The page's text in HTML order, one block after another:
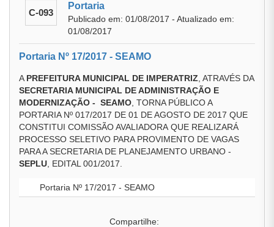
C-093
Portaria
Publicado em: 01/08/2017 - Atualizado em:
01/08/2017
Portaria Nº 17/2017 - SEAMO
A PREFEITURA MUNICIPAL DE IMPERATRIZ , ATRAVÉS DA
SECRETARIA MUNICIPAL DE ADMINISTRAÇÃO E
MODERNIZAÇÃO - SEAMO , TORNA PÚBLICO A
PORTARIA Nº 017/2017 DE 01 DE AGOSTO DE 2017 QUE
CONSTITUI COMISSÃO AVALIADORA QUE REALIZARÁ
PROCESSO SELETIVO PARA PROVIMENTO DE VAGAS
PARA A SECRETARIA DE PLANEJAMENTO URBANO -
SEPLU , EDITAL 001/2017.
Portaria Nº 17/2017 - SEAMO
Compartilhe: